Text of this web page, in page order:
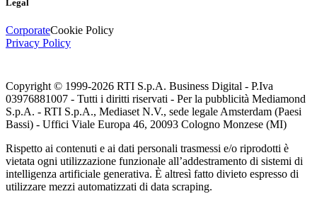
Legal
CorporateCookie Policy
Privacy Policy
Copyright © 1999-2026 RTI S.p.A. Business Digital - P.Iva
03976881007 - Tutti i diritti riservati - Per la pubblicità Mediamond
S.p.A. - RTI S.p.A., Mediaset N.V., sede legale Amsterdam (Paesi
Bassi) - Uffici Viale Europa 46, 20093 Cologno Monzese (MI)
Rispetto ai contenuti e ai dati personali trasmessi e/o riprodotti è
vietata ogni utilizzazione funzionale all’addestramento di sistemi di
intelligenza artificiale generativa. È altresì fatto divieto espresso di
utilizzare mezzi automatizzati di data scraping.